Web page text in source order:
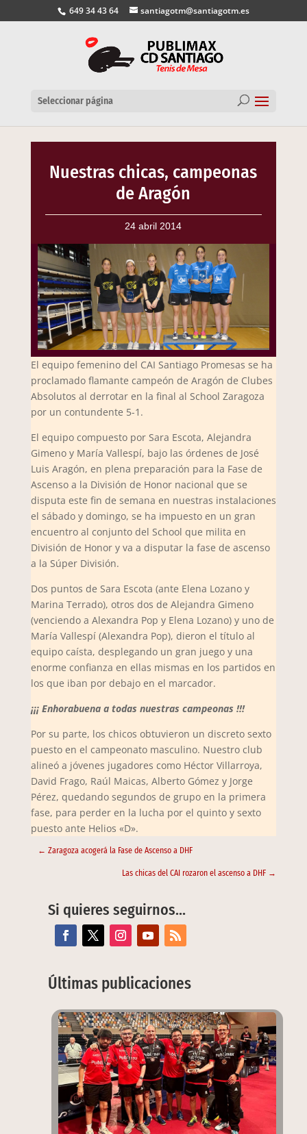
649 34 43 64 santiagotm@santiagotm.es
Seleccionar página
Nuestras chicas, campeonas
de Aragón
24 abril 2014
El equipo femenino del CAI Santiago Promesas se ha
proclamado flamante campeón de Aragón de Clubes
Absolutos al derrotar en la final al School Zaragoza
por un contundente 5-1.
El equipo compuesto por Sara Escota, Alejandra
Gimeno y María Vallespí, bajo las órdenes de José
Luis Aragón, en plena preparación para la Fase de
Ascenso a la División de Honor nacional que se
disputa este fin de semana en nuestras instalaciones
el sábado y domingo, se ha impuesto en un gran
encuentro al conjunto del School que milita en
División de Honor y va a disputar la fase de ascenso
a la Súper División.
Dos puntos de Sara Escota (ante Elena Lozano y
Marina Terrado), otros dos de Alejandra Gimeno
(venciendo a Alexandra Pop y Elena Lozano) y uno de
María Vallespí (Alexandra Pop), dieron el título al
equipo caísta, desplegando un gran juego y una
enorme confianza en ellas mismas en los partidos en
los que iban por debajo en el marcador.
¡¡¡ Enhorabuena a todas nuestras campeonas !!!
Por su parte, los chicos obtuvieron un discreto sexto
puesto en el campeonato masculino. Nuestro club
alineó a jóvenes jugadores como Héctor Villarroya,
David Frago, Raúl Maicas, Alberto Gómez y Jorge
Pérez, quedando segundos de grupo en la primera
fase, para perder en la lucha por el quinto y sexto
puesto ante Helios «D».
← Zaragoza acogerá la Fase de Ascenso a DHF
Las chicas del CAI rozaron el ascenso a DHF →
Si quieres seguirnos…
Últimas publicaciones